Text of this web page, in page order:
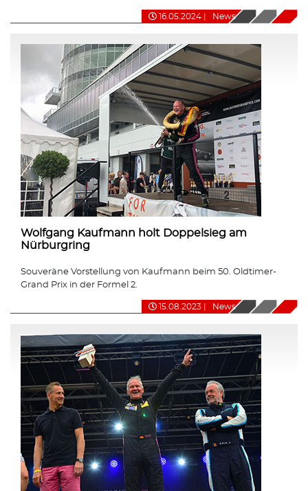
16.05.2024 News
Wolfgang Kaufmann holt Doppelsieg am
Nürburgring
Souveräne Vorstellung von Kaufmann beim 50. Oldtimer-
Grand Prix in der Formel 2.
15.08.2023 News